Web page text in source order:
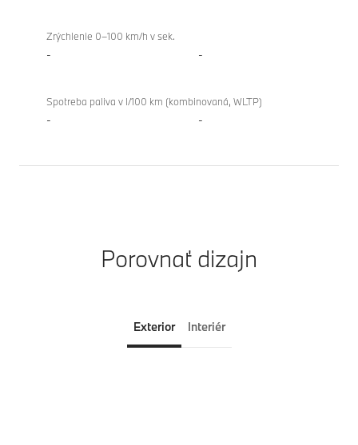
Zrýchlenie 0–100 km/h v sek.
- -
Spotreba paliva v l/100 km (kombinovaná, WLTP)
- -
Porovnať dizajn
Exterior Interiér